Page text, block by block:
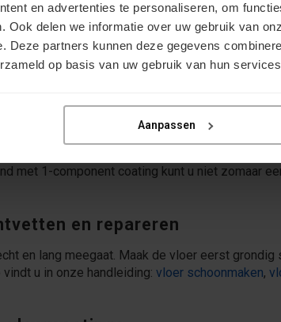
en advertenties te personaliseren, om
Ook delen we informatie over uw gebruik van
Deze partners kunnen deze gegevens
op basis van uw gebruik van hun
Aanpassen
olie, vet en weekmakers tasten het oppervlak
producten niet doordringen, en
is voordat u coat.
de markering meestal als laatste laag
oppervlak met een 2-componentencoating en
met 1-component coating kunt u niet zomaar
en repareren
en lang meegaat. Maak de vloer eerst
u in onze handleiding: vloer schoonmaken,